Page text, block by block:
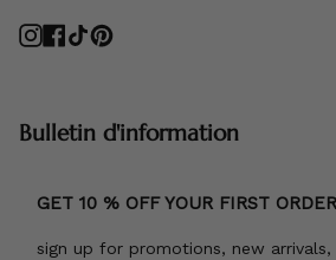
Instagram
Facebook
TikTokPinterest
Bulletin d'information
GET 10 % OFF YOUR FIRST
sign up for promotions, new